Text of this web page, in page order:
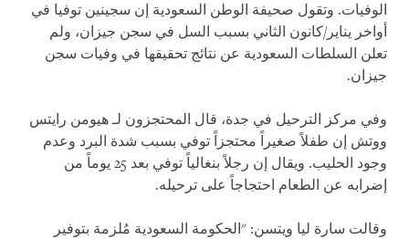
الوفيات. وتقول صحيفة الوطن السعودية إن سجينين توفيا في
أواخر يناير/كانون الثاني بسبب السل في سجن جيزان، ولم
تعلن السلطات السعودية عن نتائج تحقيقها في وفيات سجن
جيزان.
وفي مركز الترحيل في جدة، قال المحتجزون لـ هيومن رايتس
ووتش إن طفلاً صغيراً محتجزاً توفي بسبب شدة البرد وعدم
وجود الحليب. ويقال إن رجلاً بنغالياً توفي بعد 25 يوماً من
إضرابه عن الطعام احتجاجاً على ترحيله.
وقالت سارة ليا ويتسن: "الحكومة السعودية مُلزمة بتوفير